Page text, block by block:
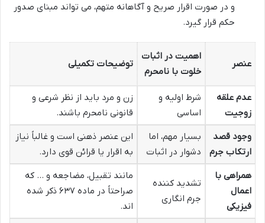
و در صورت اقرار صریح و آگاهانه متهم، می تواند مبنای صدور
حکم قرار گیرد.
عنصر
اهمیت در اثبات
خلوت با نامحرم
توضیحات تکمیلی
عدم علقه
زوجیت
شرط اولیه و
اساسی
زن و مرد باید از نظر شرعی و
قانونی نامحرم باشند.
وجود قصد
ارتکاب جرم
بسیار مهم، اما
دشوار در اثبات
این عنصر ذهنی است و غالباً نیاز
به اقرار یا قرائن قوی دارد.
همراهی با
اعمال
فیزیکی
تشدید کننده
جرم انگاری
مانند تقبیل، مضاجعه و … که
صراحتاً در ماده ۶۳۷ ذکر شده
اند.